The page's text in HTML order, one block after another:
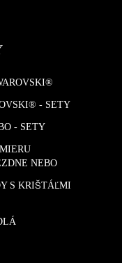
- SETY
- SETY
NEBO
S KRIŠTÁĽMI